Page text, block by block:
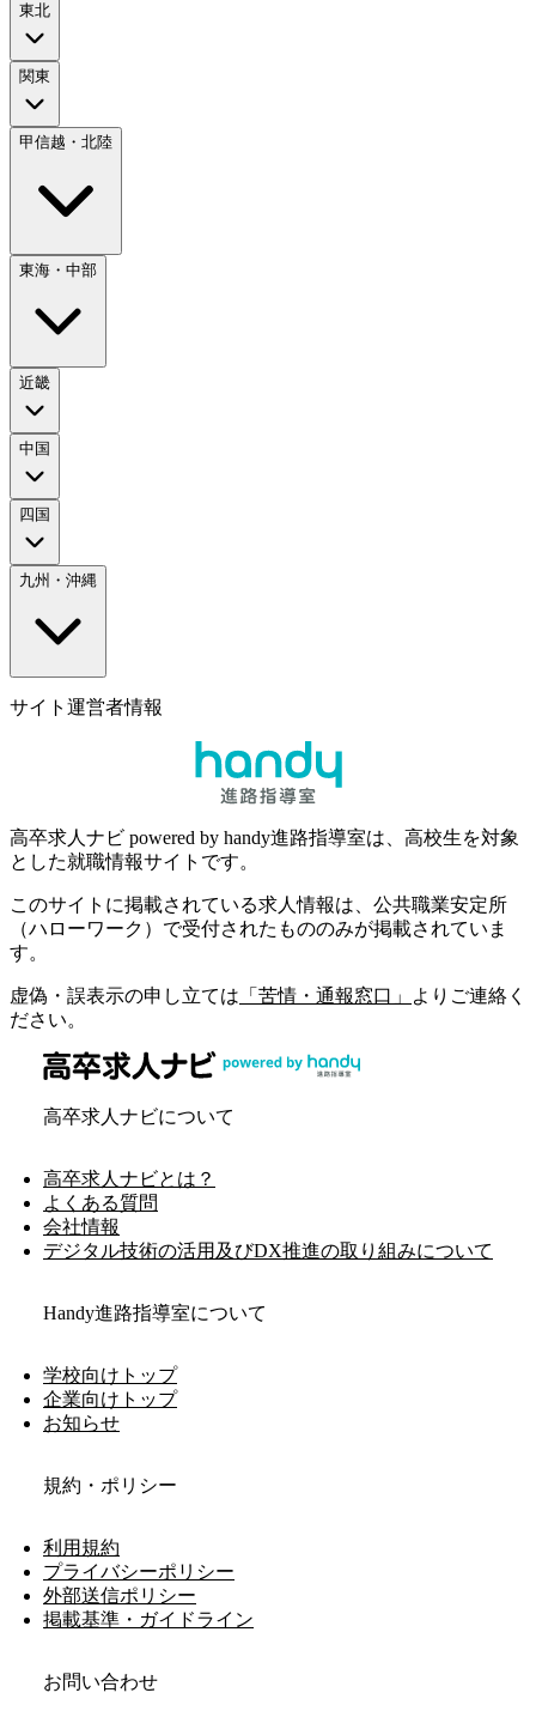
東北
関東
甲信越・北陸
東海・中部
近畿
中国
四国
九州・沖縄
サイト運営者情報
高卒求人ナビ powered by handy進路指導室は、高校生を対象
とした就職情報サイトです。
このサイトに掲載されている求人情報は、公共職業安定所
（ハローワーク）で受付されたもののみが掲載されていま
す。
虚偽・誤表示の申し立ては 「苦情・通報窓口」
よりご連絡く
ださい。
高卒求人ナビについて
高卒求人ナビとは？
よくある質問
会社情報
デジタル技術の活用及びDX推進の取り組みについて
Handy進路指導室について
学校向けトップ
企業向けトップ
お知らせ
規約・ポリシー
利用規約
プライバシーポリシー
外部送信ポリシー
掲載基準・ガイドライン
お問い合わせ